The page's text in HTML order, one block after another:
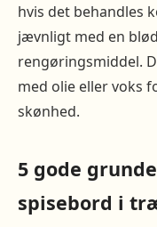
hvis det behandles
jævnligt med en
rengøringsmiddel.
med olie eller voks
skønhed.
5 gode
spisebord i